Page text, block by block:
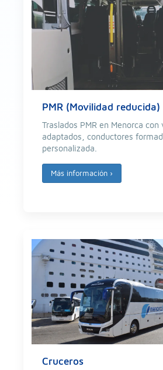
PMR (Movilidad reducida)
Traslados PMR en Menorca con
adaptados, conductores
personalizada.
Más información ›
Cruceros